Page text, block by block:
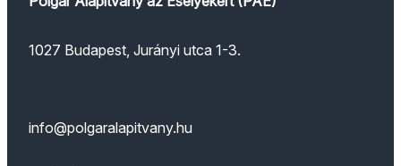
1027 Budapest, Jurányi utca 1-3.
info@polgaralapitvany.hu